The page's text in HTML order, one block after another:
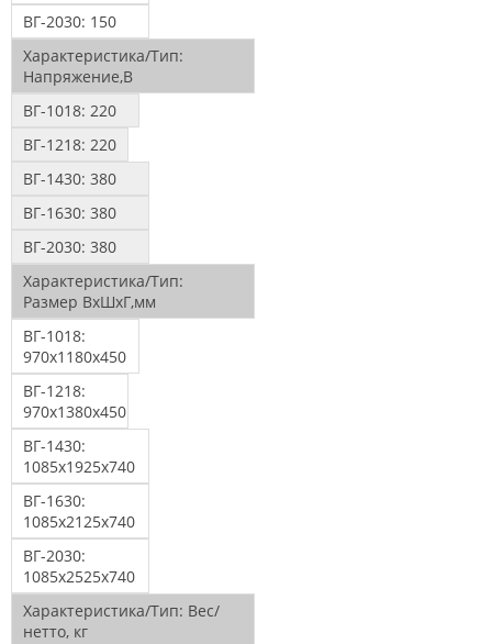
ВГ-2030: 150
Характеристика/Тип:
Напряжение,В
ВГ-1018: 220
ВГ-1218: 220
ВГ-1430: 380
ВГ-1630: 380
ВГ-2030: 380
Характеристика/Тип:
Размер ВхШхГ,мм
ВГ-1018:
970х1180х450
ВГ-1218:
970х1380х450
ВГ-1430:
1085х1925х740
ВГ-1630:
1085х2125х740
ВГ-2030:
1085х2525х740
Характеристика/Тип: Вес/
нетто, кг